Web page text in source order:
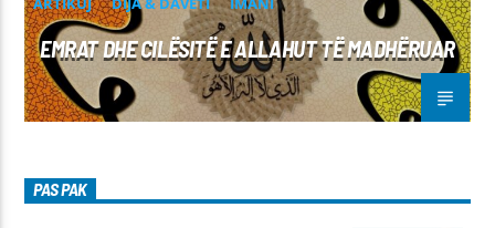
EMRAT DHE CILËSITË E ALLAHUT TË MADHËRUAR
PAS PAK